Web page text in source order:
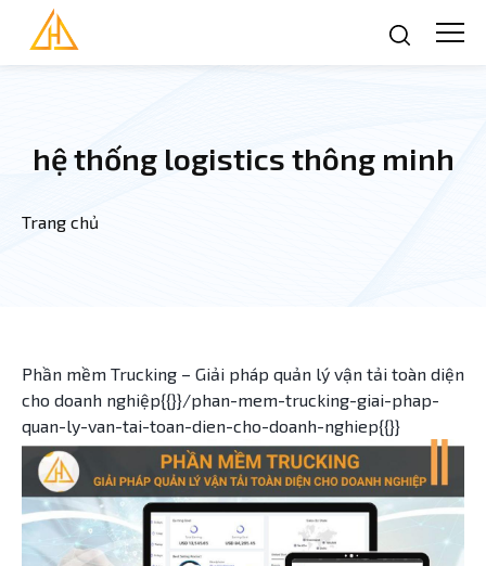
Nhảy đến nội dung
hệ thống logistics thông minh
Bạn đang ở đây
Trang chủ
Phần mềm Trucking – Giải pháp quản lý vận tải toàn diện
cho doanh nghiệp{{}}/phan-mem-trucking-giai-phap-
quan-ly-van-tai-toan-dien-cho-doanh-nghiep{{}}